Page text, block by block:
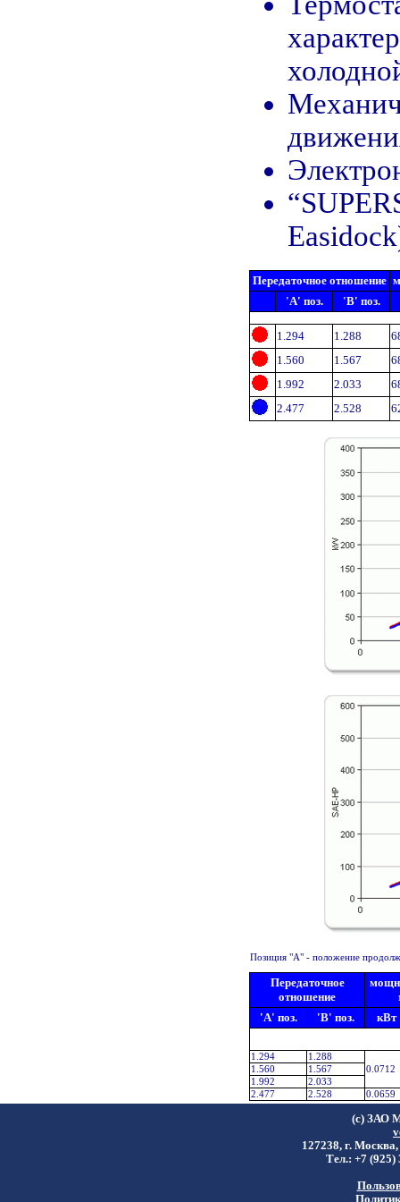
Передаточное отношение
'A' поз.
'B' поз.
1.294 1.288
1.560
1.567
1.992
2.033
2.477
2.528
Позиция "A" - положение
Передаточное
отношение
'A' поз.
'B' поз. кВт
1.294
1.288
0.0712
1.560
1.567
1.992
2.033
2.477
2.528 0.0659
(c) ЗАО
127238, г.
Тел.: +7 (925)